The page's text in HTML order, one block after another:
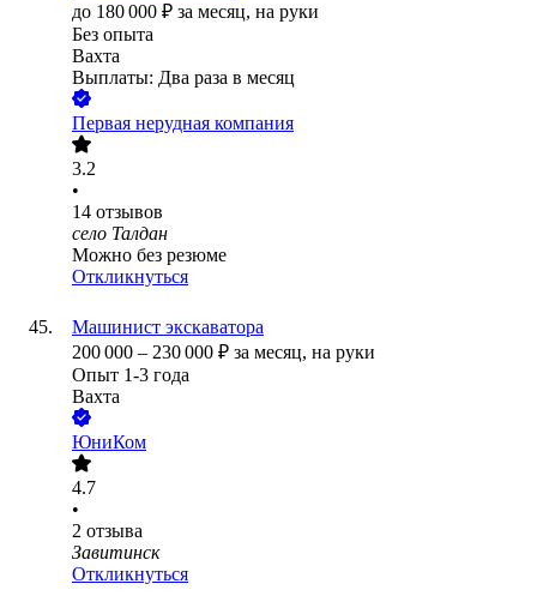
до 180 000 ₽ за месяц, на руки
Без опыта
Вахта
Выплаты: Два раза в месяц
Первая нерудная компания
3.2
•
14 отзывов
село Талдан
Можно без резюме
Откликнуться
Машинист экскаватора
200 000 – 230 000 ₽ за месяц, на руки
Опыт 1-3 года
Вахта
ЮниКом
4.7
•
2 отзыва
Завитинск
Откликнуться